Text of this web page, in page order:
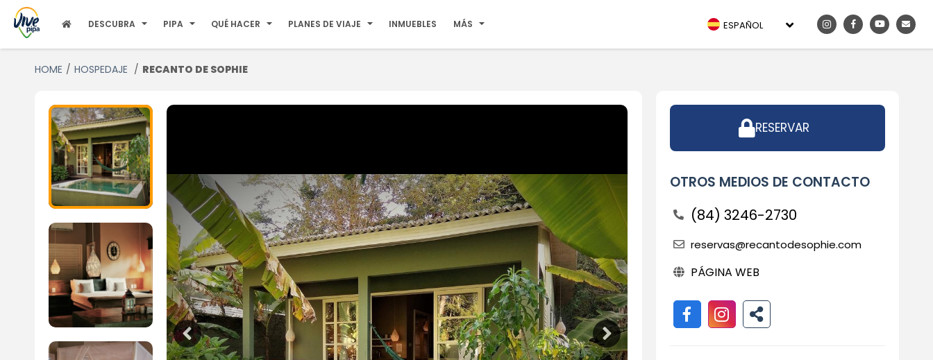
DESCUBRA PIPA QUÉ HACER PLANES DE VIAJE INMUEBLES MÁS ESPAÑOL
HOME HOSPEDAJE RECANTO DE SOPHIE
RESERVAR
OTROS MEDIOS DE CONTACTO
(84) 3246-2730
reservas@recantodesophie.com
PÁGINA WEB